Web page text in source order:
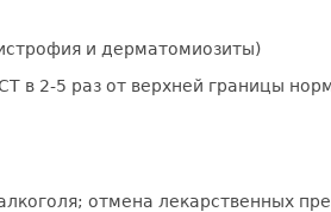
и дерматомиозиты)
2-5 раз от верхней границы
отмена лекарственных